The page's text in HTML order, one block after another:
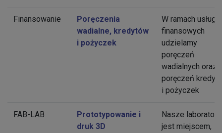
Finansowanie
Poręczenia
wadialne, kredytów
i pożyczek
W ramach usług
finansowych
udzielamy
poręczeń
wadialnych oraz
poręczeń
i pożyczek
FAB-LAB
Prototypowanie i
druk 3D
Nasze
jest miejscem,